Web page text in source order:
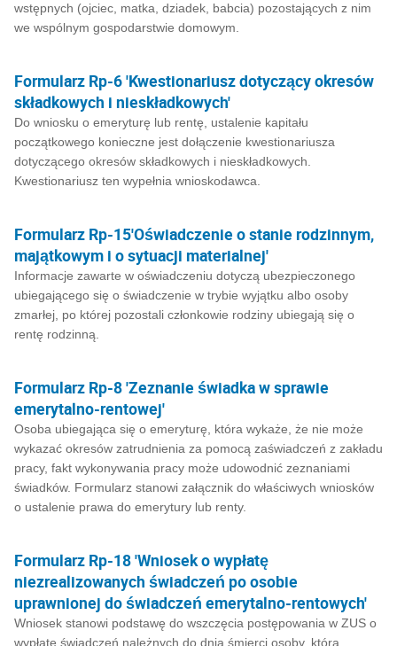
wstępnych (ojciec, matka, dziadek, babcia) pozostających z nim
we wspólnym gospodarstwie domowym.
Formularz Rp-6 'Kwestionariusz dotyczący okresów
składkowych i nieskładkowych'
Do wniosku o emeryturę lub rentę, ustalenie kapitału
początkowego konieczne jest dołączenie kwestionariusza
dotyczącego okresów składkowych i nieskładkowych.
Kwestionariusz ten wypełnia wnioskodawca.
Formularz Rp-15'Oświadczenie o stanie rodzinnym,
majątkowym i o sytuacji materialnej'
Informacje zawarte w oświadczeniu dotyczą ubezpieczonego
ubiegającego się o świadczenie w trybie wyjątku albo osoby
zmarłej, po której pozostali członkowie rodziny ubiegają się o
rentę rodzinną.
Formularz Rp-8 'Zeznanie świadka w sprawie
emerytalno-rentowej'
Osoba ubiegająca się o emeryturę, która wykaże, że nie może
wykazać okresów zatrudnienia za pomocą zaświadczeń z zakładu
pracy, fakt wykonywania pracy może udowodnić zeznaniami
świadków. Formularz stanowi załącznik do właściwych wniosków
o ustalenie prawa do emerytury lub renty.
Formularz Rp-18 'Wniosek o wypłatę
niezrealizowanych świadczeń po osobie
uprawnionej do świadczeń emerytalno-rentowych'
Wniosek stanowi podstawę do wszczęcia postępowania w ZUS o
wypłatę świadczeń należnych do dnia śmierci osoby, która